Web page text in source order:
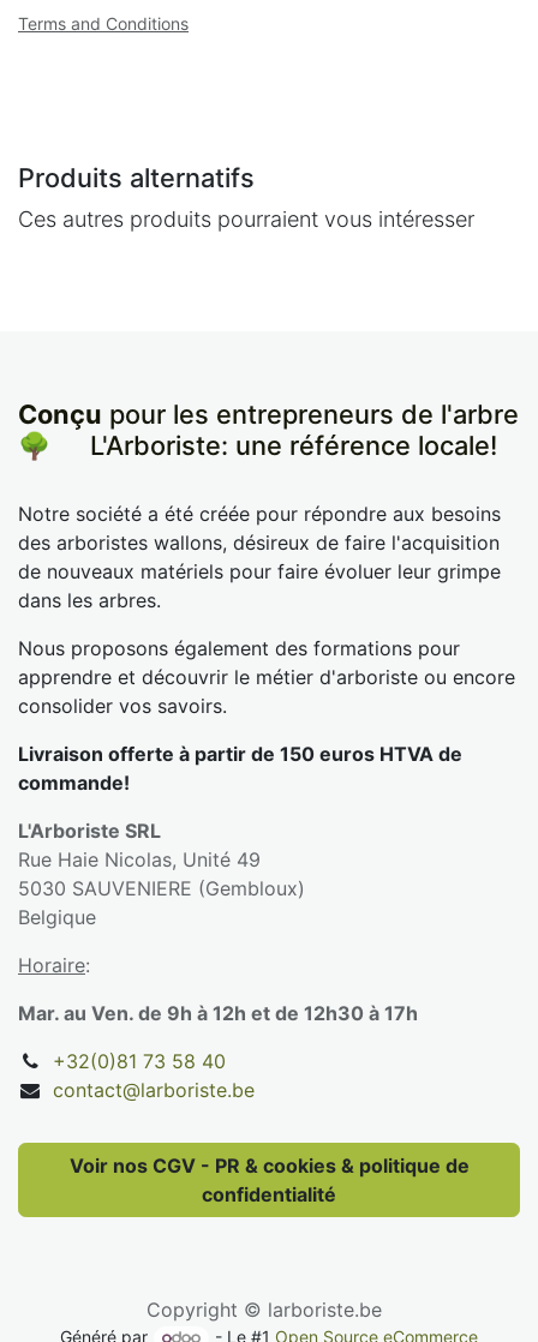
Terms and Conditions
Produits alternatifs
Ces autres produits pourraient vous intéresser
Conçu pour les entrepreneurs de l'arbre
🌳
​L'Arboriste: une référence locale!
Notre société a été créée pour répondre aux besoins
des arboristes wallons, désireux de faire l'acquisition
de nouveaux matériels pour faire évoluer leur grimpe
dans les arbres.
Nous proposons également des formations pour
apprendre et découvrir le métier d'arboriste ou encore
consolider vos savoirs.
Livraison offerte à partir de 150 euros HTVA de
commande!
L'Arboriste SRL
Rue Haie Nicolas, Unité 49
5030 SAUVENIERE (Gembloux)
Belgique
Horaire:
Mar. au Ven. de 9h à 12h et de 12h30 à 17h
+32(0)81 73 58 40
contact@larboriste.be
Voir nos CGV - PR & cookies & politique de
confidentialité
Copyright © larboriste.be
Généré par - Le #1Open Source eCommerce